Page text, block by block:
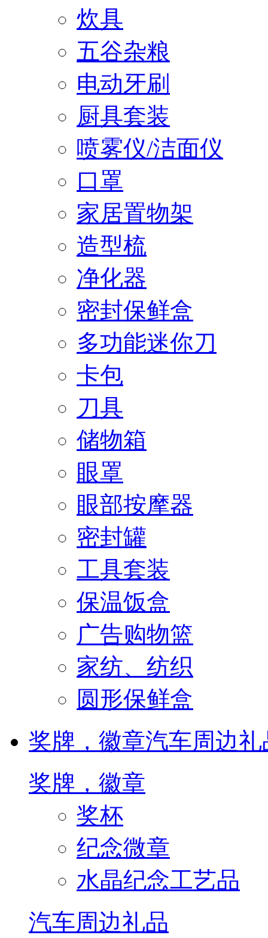
炊具
五谷杂粮
电动牙刷
厨具套装
喷雾仪/洁面仪
口罩
家居置物架
造型梳
净化器
密封保鲜盒
多功能迷你刀
卡包
刀具
储物箱
眼罩
眼部按摩器
密封罐
工具套装
保温饭盒
广告购物篮
家纺、纺织
圆形保鲜盒
奖牌，徽章汽车周边礼
奖牌，徽章
奖杯
纪念微章
水晶纪念工艺品
汽车周边礼品